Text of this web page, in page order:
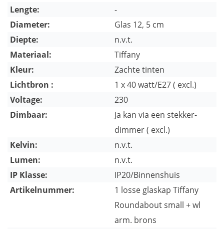
Lengte:
-
Diameter:
Glas 12, 5 cm
Diepte:
n.v.t.
Materiaal:
Tiffany
Kleur:
Zachte tinten
Lichtbron :
1 x 40 watt/E27 ( excl.)
Voltage:
230
Dimbaar:
Ja kan via een stekker-
dimmer ( excl.)
Kelvin:
n.v.t.
Lumen:
n.v.t.
IP Klasse:
IP20/Binnenshuis
Artikelnummer:
1 losse glaskap Tiffany
Roundabout small + wl
arm. brons